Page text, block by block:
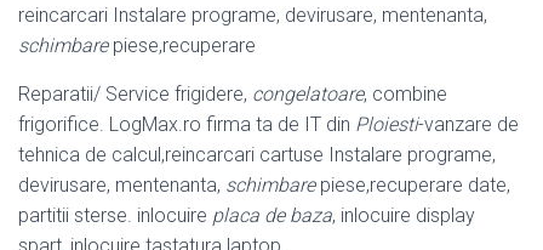
reincarcari Instalare programe, devirusare, mentenanta,
schimbarepiese,recuperare
Reparatii/ Service frigidere, congelatoare, combine
frigorifice. LogMax.ro firma ta de IT din Ploiesti-vanzare de
tehnica de calcul,reincarcari cartuse Instalare programe,
devirusare, mentenanta, schimbarepiese,recuperare date,
partitii sterse. inlocuire placa de baza, inlocuire display